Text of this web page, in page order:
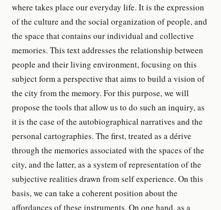
where takes place our everyday life. It is the expression
of the culture and the social organization of people, and
the space that contains our individual and collective
memories. This text addresses the relationship between
people and their living environment, focusing on this
subject form a perspective that aims to build a vision of
the city from the memory. For this purpose, we will
propose the tools that allow us to do such an inquiry, as
it is the case of the autobiographical narratives and the
personal cartographies. The first, treated as a dérive
through the memories associated with the spaces of the
city, and the latter, as a system of representation of the
subjective realities drawn from self experience. On this
basis, we can take a coherent position about the
affordances of these instruments. On one hand, as a